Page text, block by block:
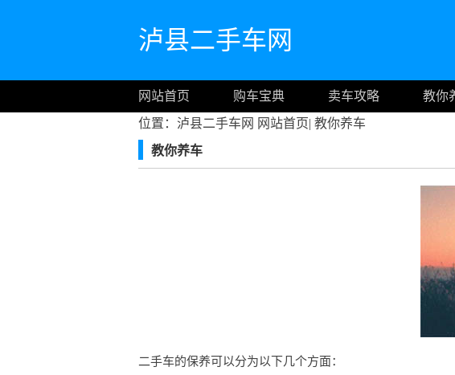
泸县二手车网
网站首页 购车宝典 卖车攻略 教你
位置：泸县二手车网 网站首页| 教你养车
教你养车
二手车的保养可以分为以下几个方面：